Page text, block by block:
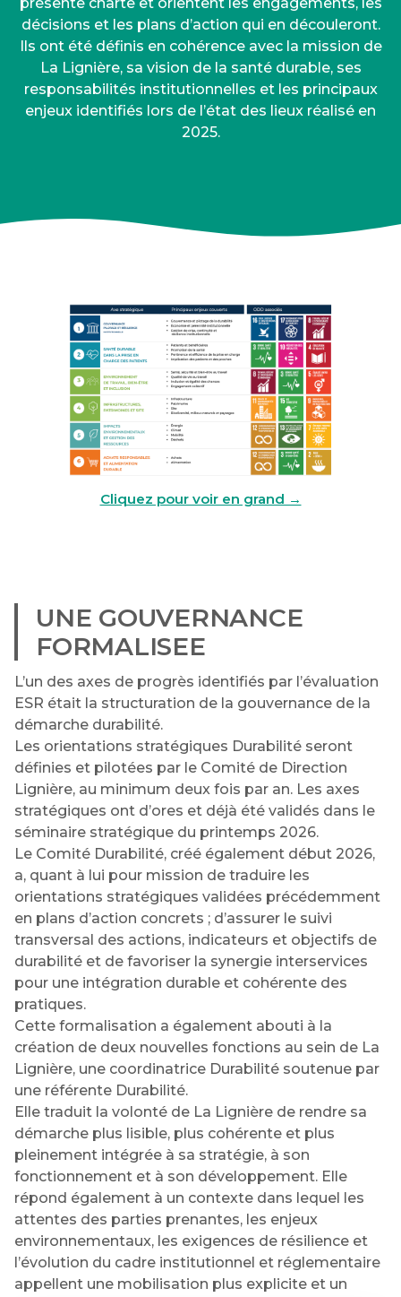
décisions et les plans d’action qui en découleront.
Ils ont été définis en cohérence avec la mission de
La Lignière, sa vision de la santé durable, ses
responsabilités institutionnelles et les principaux
enjeux identifiés lors de l’état des lieux réalisé en
2025.
Cliquez pour voir en grand →
UNE GOUVERNANCE
FORMALISEE
L’un des axes de progrès identifiés par l’évaluation
ESR était la structuration de la gouvernance de la
démarche durabilité.
Les orientations stratégiques Durabilité seront
définies et pilotées par le Comité de Direction
Lignière, au minimum deux fois par an. Les axes
stratégiques ont d’ores et déjà été validés dans le
séminaire stratégique du printemps 2026.
Le Comité Durabilité, créé également début 2026,
a, quant à lui pour mission de traduire les
orientations stratégiques validées précédemment
en plans d’action concrets ; d’assurer le suivi
transversal des actions, indicateurs et objectifs de
durabilité et de favoriser la synergie interservices
pour une intégration durable et cohérente des
pratiques.
Cette formalisation a également abouti à la
création de deux nouvelles fonctions au sein de La
Lignière, une coordinatrice Durabilité soutenue par
une référente Durabilité.
Elle traduit la volonté de La Lignière de rendre sa
démarche plus lisible, plus cohérente et plus
pleinement intégrée à sa stratégie, à son
fonctionnement et à son développement. Elle
répond également à un contexte dans lequel les
attentes des parties prenantes, les enjeux
environnementaux, les exigences de résilience et
l’évolution du cadre institutionnel et réglementaire
appellent une mobilisation plus explicite et un